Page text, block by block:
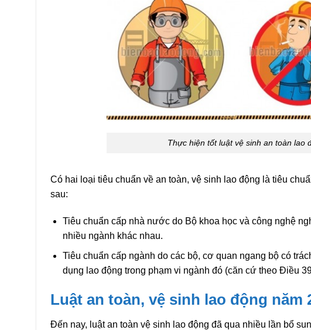
Thực hiện tốt luật vệ sinh an toàn lao
Có hai loại tiêu chuẩn về an toàn, vệ sinh lao động là tiêu
sau:
Tiêu chuẩn cấp nhà nước do Bộ khoa học và công nghệ
nhiều ngành khác nhau.
Tiêu chuẩn cấp ngành do các bộ, cơ quan ngang bộ có
dụng lao động trong phạm vi ngành đó (căn cứ theo Điều
Luật an toàn, vệ sinh lao động năm
Đến nay, luật an toàn vệ sinh lao động đã qua nhiều lần bổ